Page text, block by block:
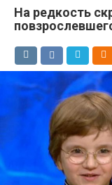
На редкость